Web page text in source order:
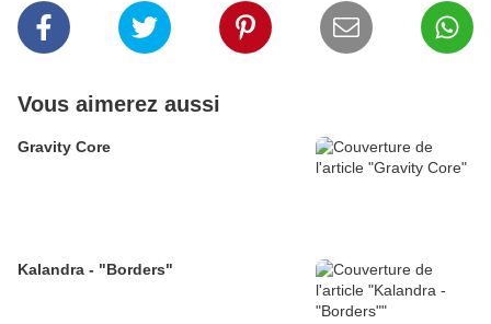
Vous aimerez aussi
Gravity Core
Kalandra - "Borders"